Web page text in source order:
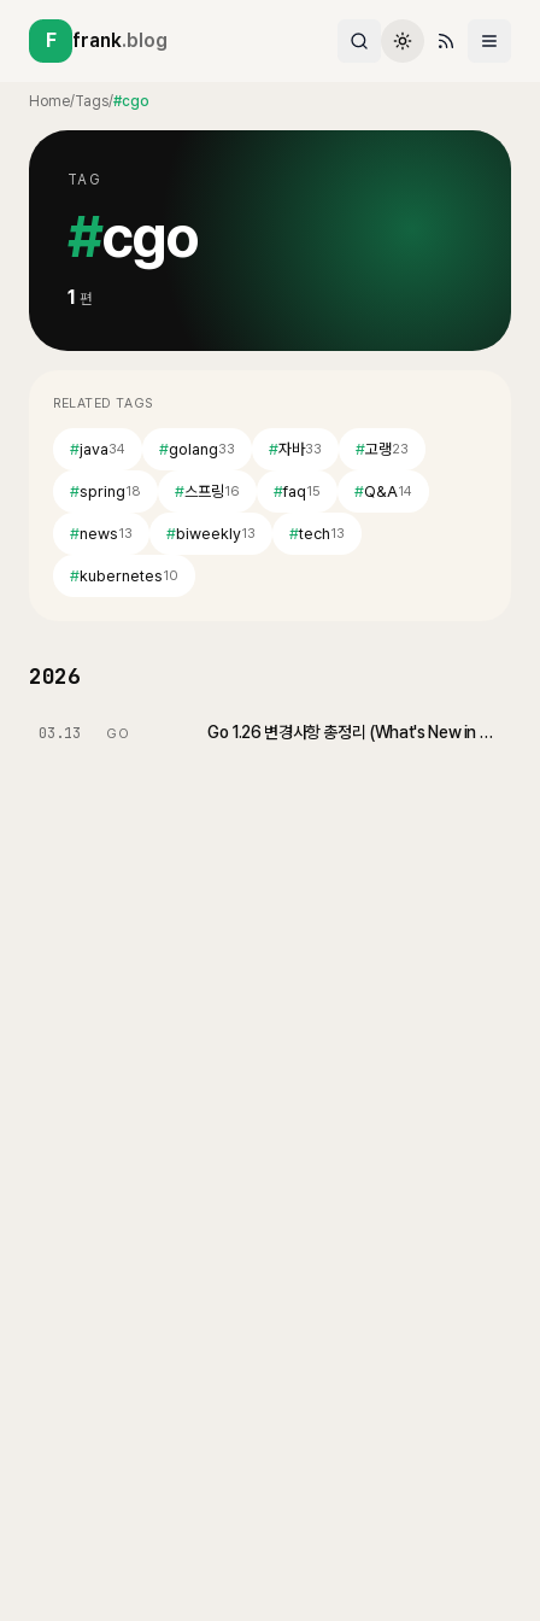
F frank.blog
Home/Tags/#cgo
TAG
#cgo
1 편
RELATED TAGS
#java34 #golang33 #자바33 #고랭23
#spring18 #스프링16 #faq15 #Q&A14
#news13 #biweekly13 #tech13
#kubernetes10
2026
03.13 GO Go 1.26 변경사항 총정리 (What's New in Go 1.26)